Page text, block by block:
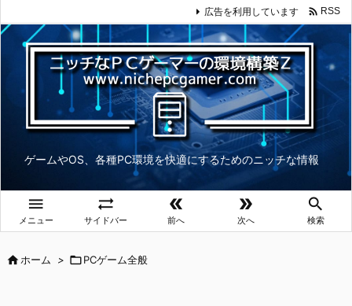
ゲームやOS、各種PC環境を快適にするためのニッチな情報

メニュー

サイドバー

前へ

次へ

検索
広告を利用しています  RSS
ホーム > PCゲーム全般